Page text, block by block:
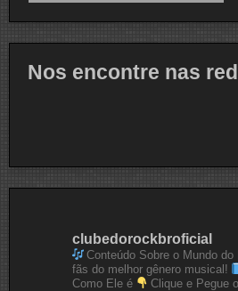
Nos encontre nas
clubedorockbroficial
Conteúdo Sobre o Mundo do
fãs do melhor gênero musical!
Como Ele é
Clique e Pegue